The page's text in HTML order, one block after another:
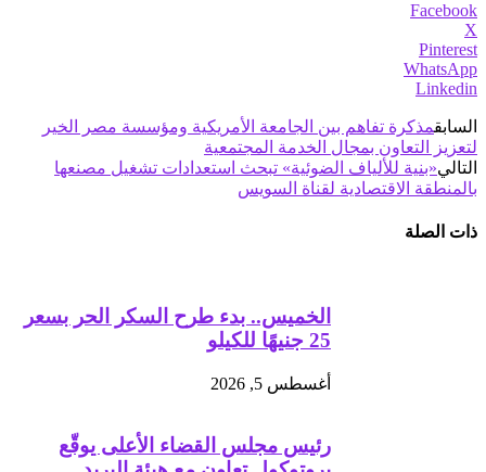
Facebook
X
Pinterest
WhatsApp
Linkedin
السابقمذكرة تفاهم بين الجامعة الأمريكية ومؤسسة مصر الخير
لتعزيز التعاون بمجال الخدمة المجتمعية
التالي«بنية للألياف الضوئية» تبحث استعدادات تشغيل مصنعها
بالمنطقة الاقتصادية لقناة السويس
ذات الصلة
الخميس.. بدء طرح السكر الحر بسعر
25 جنيهًا للكيلو
أغسطس 5, 2026
رئيس مجلس القضاء الأعلى يوقّع